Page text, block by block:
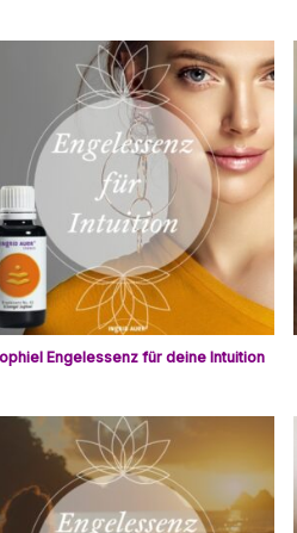
Engelessenz für deine Intuition